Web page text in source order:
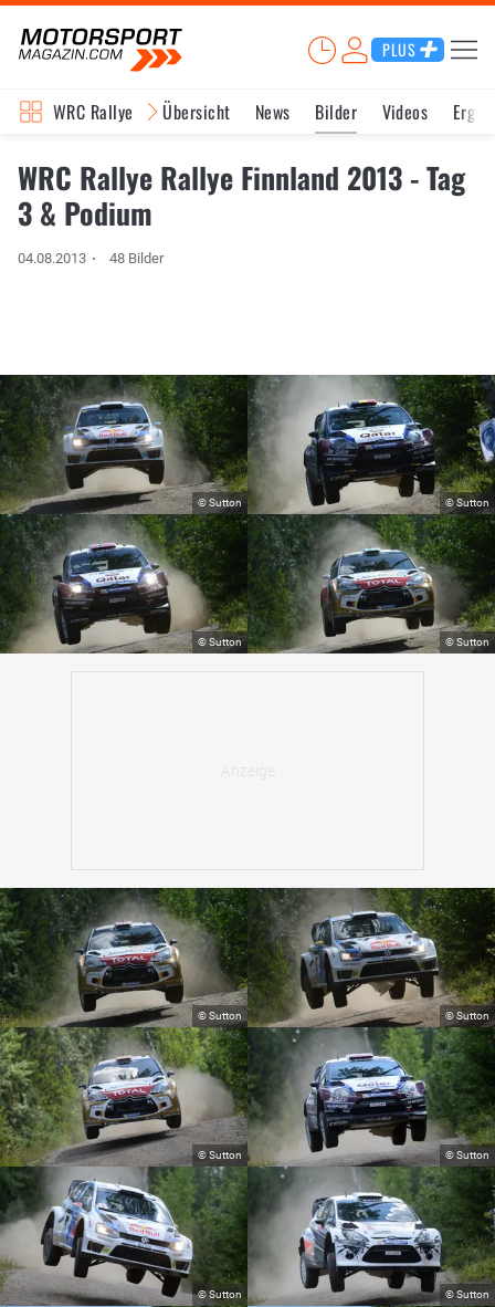
PLUS
WRC Rallye Übersicht News Bilder Videos
WRC Rallye Rallye Finnland 2013 - Tag
3 & Podium
04.08.2013 48 Bilder